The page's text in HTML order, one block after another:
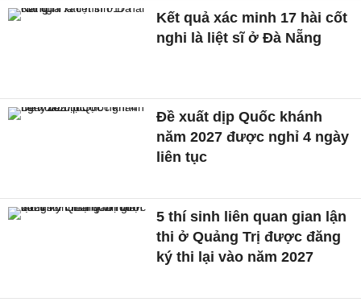
Kết quả xác minh 17 hài cốt
nghi là liệt sĩ ở Đà Nẵng
Đề xuất dịp Quốc khánh
năm 2027 được nghỉ 4 ngày
liên tục
5 thí sinh liên quan gian lận
thi ở Quảng Trị được đăng
ký thi lại vào năm 2027